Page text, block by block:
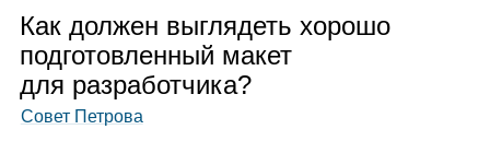
Как дол­жен выгля­деть хорошо
под­го­тов­лен­ный макет
для раз­ра­бот­чика?
Совет Петрова